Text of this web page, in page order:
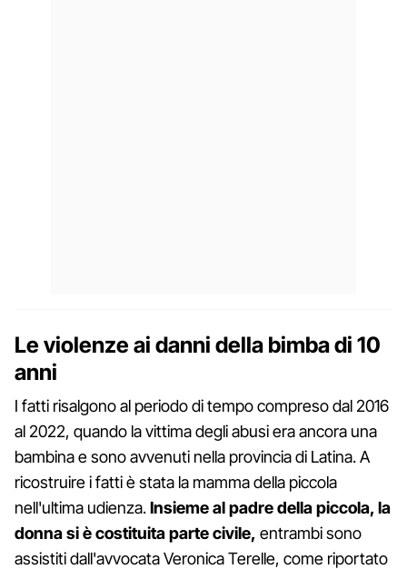
Le violenze ai danni della bimba di 10
anni
I fatti risalgono al periodo di tempo compreso dal 2016
al 2022, quando la vittima degli abusi era ancora una
bambina e sono avvenuti nella provincia di Latina. A
ricostruire i fatti è stata la mamma della piccola
nell'ultima udienza.Insieme al padre della piccola, la
donna si è costituita parte civile, entrambi sono
assistiti dall'avvocata Veronica Terelle, come riportato